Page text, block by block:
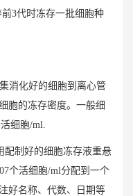
3代时冻存一批细胞种
消化好的细胞到离心管
胞的冻存密度。一般细
细胞/ml.
配制好的细胞冻存液重悬
个活细胞/ml分配到一个
好名称、代数、日期等